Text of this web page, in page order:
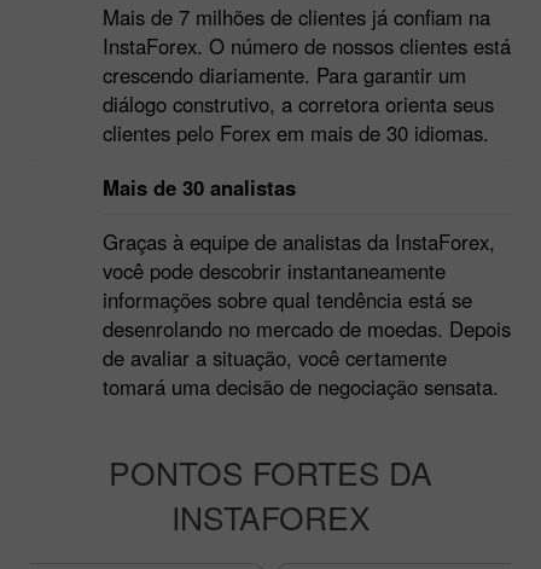
Mais de 7 milhões de clientes já confiam na
InstaForex. O número de nossos clientes está
crescendo diariamente. Para garantir um
diálogo construtivo, a corretora orienta seus
clientes pelo Forex em mais de 30 idiomas.
Mais de 30 analistas
Graças à equipe de analistas da InstaForex,
você pode descobrir instantaneamente
informações sobre qual tendência está se
desenrolando no mercado de moedas. Depois
de avaliar a situação, você certamente
tomará uma decisão de negociação sensata.
PONTOS FORTES DA
INSTAFOREX